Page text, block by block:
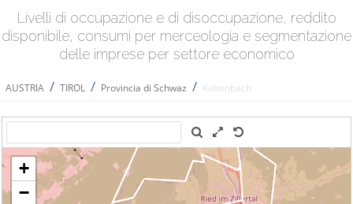
Livelli di occupazione e di disoccupazione, reddito
disponibile, consumi per merceologia e segmentazione
delle imprese per settore economico
AUSTRIA / TIROL / Provincia di Schwaz / Kaltenbach